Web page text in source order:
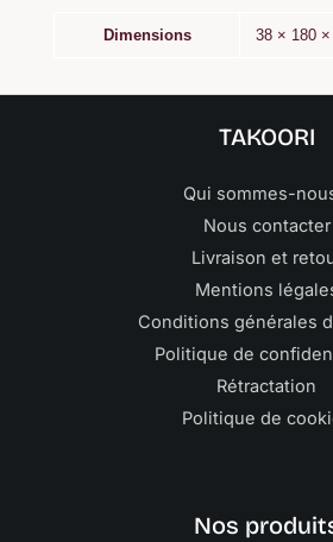
Dimensions 38 × 180
TAKOORI
Qui sommes-
Nous contacter
Livraison et
Mentions
Conditions générales
Politique de
Rétractation
Politique de
Nos